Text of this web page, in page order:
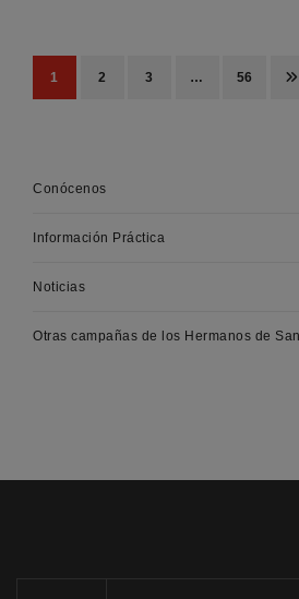
1 2 3 … 56
Conócenos
Información Práctica
Noticias
Otras campañas de los Hermanos de